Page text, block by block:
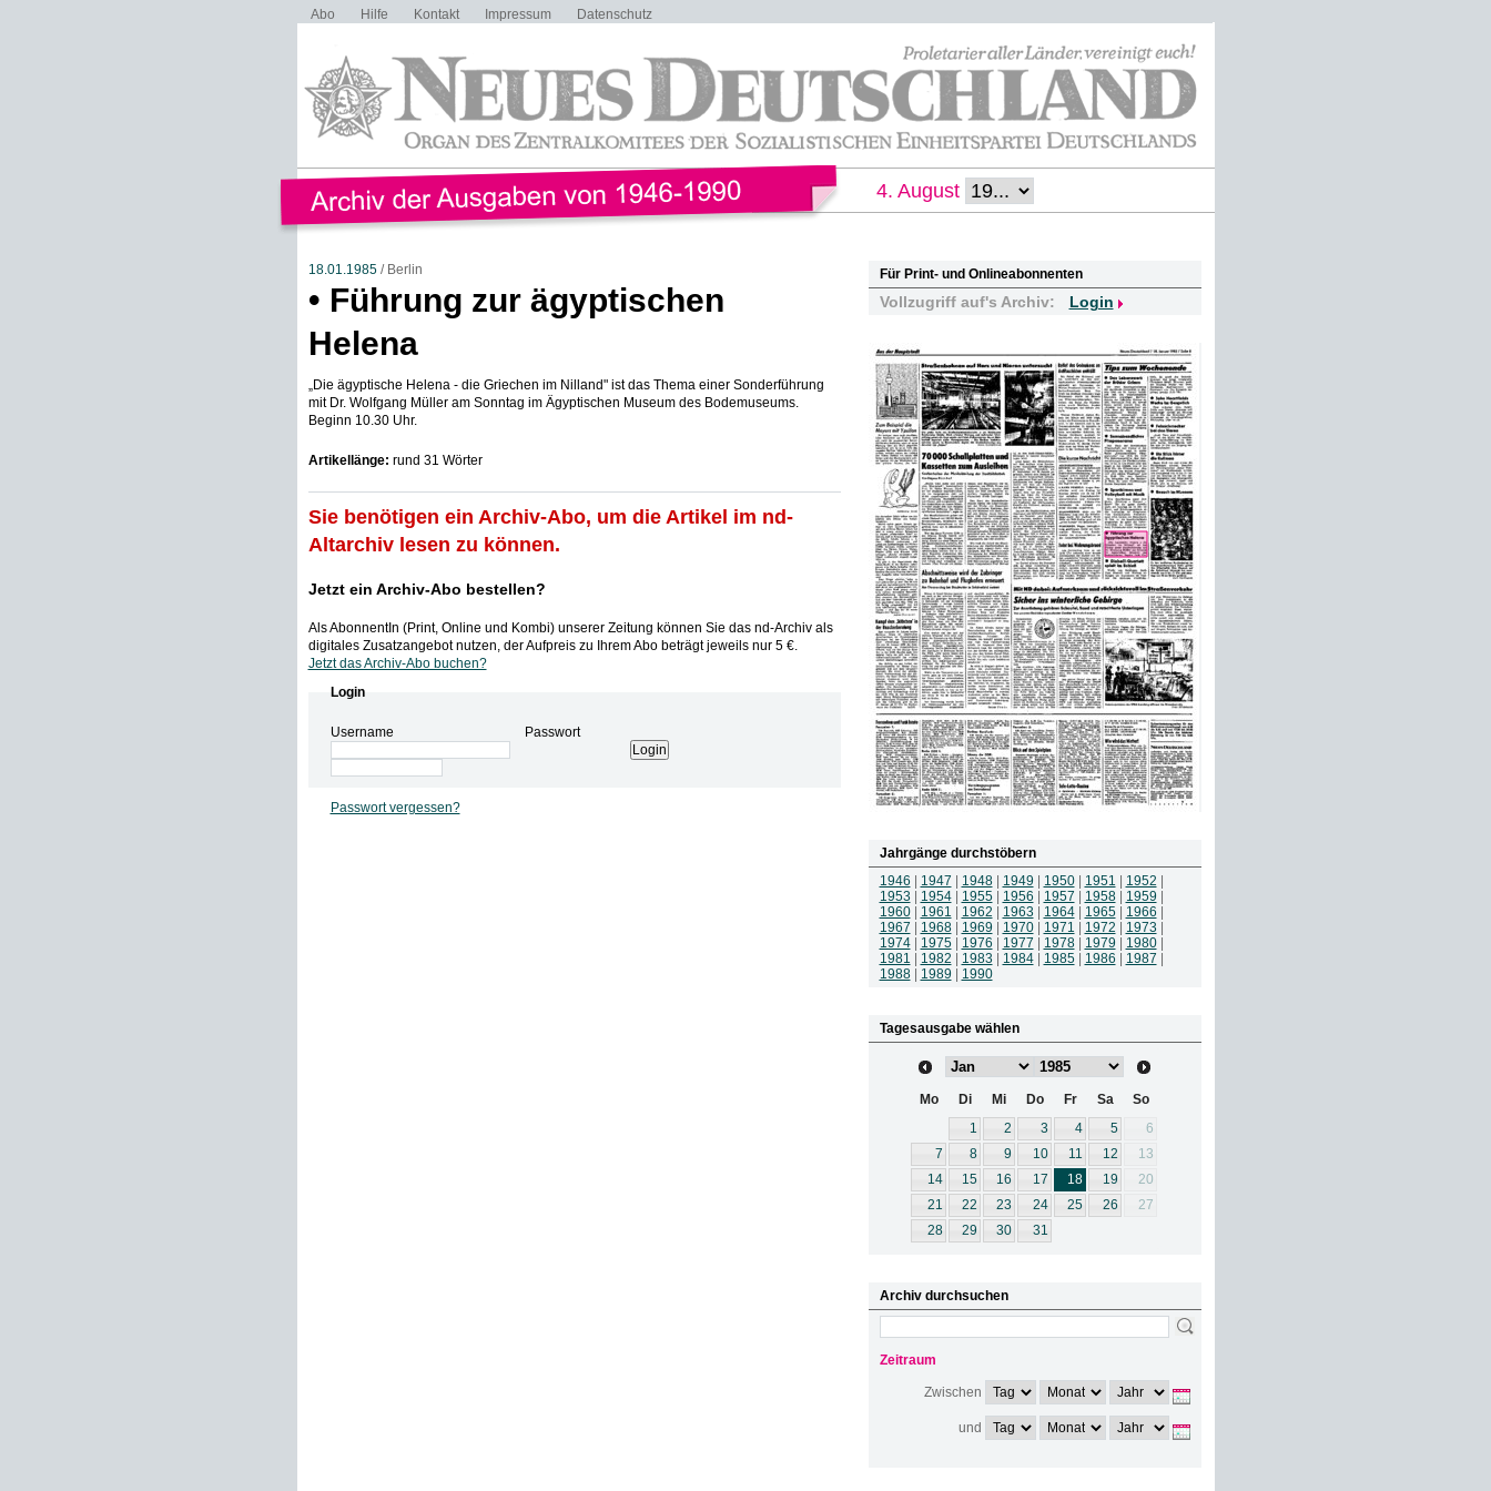
Abo Hilfe Kontakt Impressum Datenschutz
4. August
18.01.1985/ Berlin
• Führung zur ägyptischen
Helena
„Die ägyptische Helena - die Griechen im Nilland" ist das Thema einer Sonderführung
mit Dr. Wolfgang Müller am Sonntag im Ägyptischen Museum des Bodemuseums.
Beginn 10.30 Uhr.
Artikellänge: rund 31 Wörter
Sie benötigen ein Archiv-Abo, um die Artikel im nd-
Altarchiv lesen zu können.
Jetzt ein Archiv-Abo bestellen?
Als AbonnentIn (Print, Online und Kombi) unserer Zeitung können Sie das nd-Archiv als
digitales Zusatzangebot nutzen, der Aufpreis zu Ihrem Abo beträgt jeweils nur 5 €.
Jetzt das Archiv-Abo buchen?
Login
Username Passwort
Passwort vergessen?
Für Print- und Onlineabonnenten
Vollzugriff auf's Archiv: Login
Jahrgänge durchstöbern
1946
1947 1948| 1949 1950| 1951 1952
1953
1954| 1955| 1956 1957 1958| 1959
1960| 1961 1962 1963 1964| 1965| 1966
1967
1968| 1969 1970| 1971 1972 1973
1974| 1975| 1976 1977 1978| 1979 1980|
1981
1982 1983 1984| 1985| 1986 1987
1988| 1989 1990
Tagesausgabe wählen
Mo Di Mi Do Fr Sa
So
1
2 3 4 5
6
7
8 9 10 11 12
13
14
15 16 17 18 19
20
21
22 23 24 25 26
27
28
29 30 31
Archiv durchsuchen
Zeitraum
Zwischen
und